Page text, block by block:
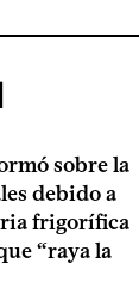
sobre la
debido a
frigorífica
“raya la